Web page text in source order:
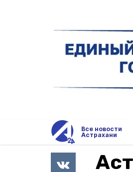
Все новости
Астрахани